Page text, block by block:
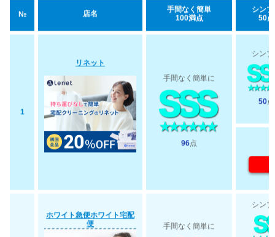
№ 店名
手間なく簡単
100満点
シン
50点
1
リネット
手間なく簡単に
96点
シン
50点
ホワイト急便ホワイト宅配
便
手間なく簡単に
シン